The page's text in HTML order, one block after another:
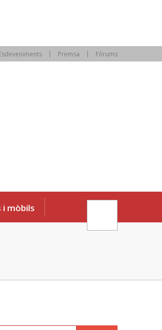
Premsa Fòrums
i mòbils